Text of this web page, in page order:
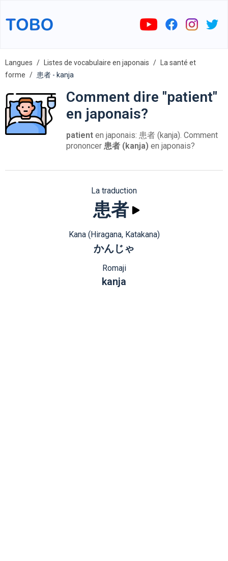
Langues Listes de vocabulaire en japonais
La santé et
forme
患者 - kanja
Comment dire "patient"
en japonais?
patient en japonais: 患者 (kanja). Comment
prononcer 患者 (kanja) en japonais?
La traduction
患者
Kana (Hiragana, Katakana)
かんじゃ
Romaji
kanja